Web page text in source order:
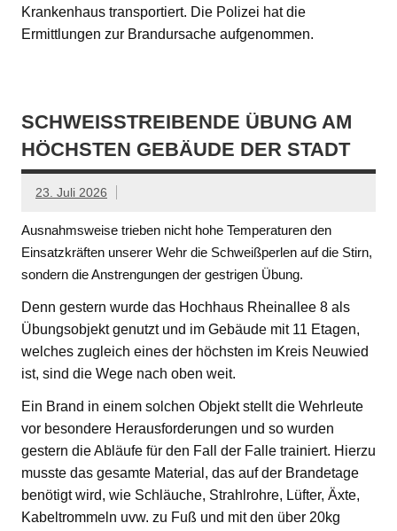
Krankenhaus transportiert. Die Polizei hat die
Ermittlungen zur Brandursache aufgenommen.
SCHWEISSTREIBENDE ÜBUNG AM H
ÖCHSTEN GEBÄUDE DER STADT
23. Juli 2026
Ausnahmsweise trieben nicht hohe Temperaturen den
Einsatzkräften unserer Wehr die Schweißperlen auf die Stirn,
sondern die Anstrengungen der gestrigen Übung.
Denn gestern wurde das Hochhaus Rheinallee 8 als
Übungsobjekt genutzt und im Gebäude mit 11 Etagen,
welches zugleich eines der höchsten im Kreis Neuwied
ist, sind die Wege nach oben weit.
Ein Brand in einem solchen Objekt stellt die Wehrleute
vor besondere Herausforderungen und so wurden
gestern die Abläufe für den Fall der Falle trainiert. Hierzu
musste das gesamte Material, das auf der Brandetage
benötigt wird, wie Schläuche, Strahlrohre, Lüfter, Äxte,
Kabeltrommeln uvw. zu Fuß und mit den über 20kg